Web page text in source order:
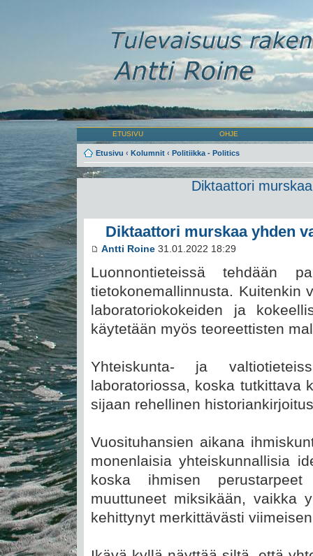
ETUSIVU OHJE
Etusivu ‹ Kolumnit ‹ Politiikka - Politics
Diktaattori
Diktaattori murskaa yhden
Antti Roine 31.01.2022 18:29
Luonnontieteissä tehdään
tietokonemallinnusta. Kuitenkin
laboratoriokokeiden ja
käytetään myös teoreettisten
Yhteiskunta- ja
laboratoriossa, koska tutkittava
sijaan rehellinen
Vuosituhansien aikana
monenlaisia yhteiskunnallisia
koska ihmisen
muuttuneet miksikään, vaikka
kehittynyt merkittävästi